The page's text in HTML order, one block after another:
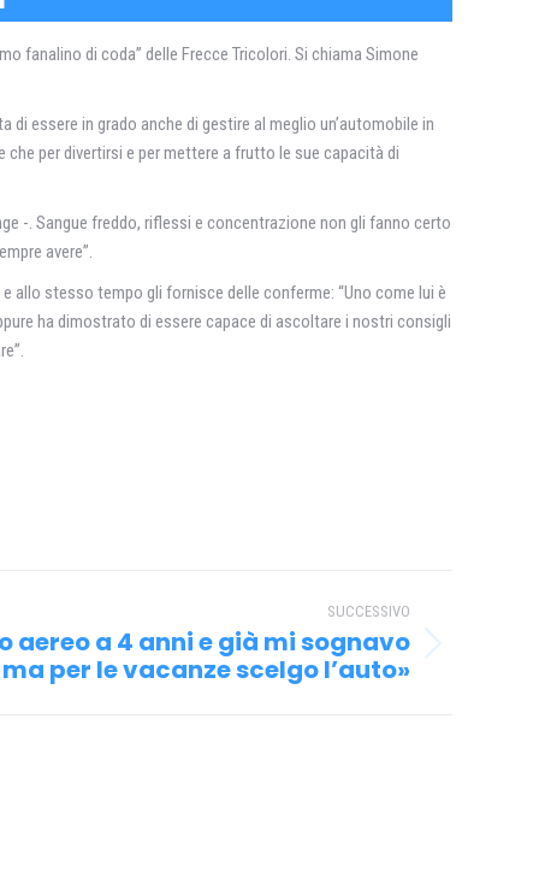
fanalino di coda” delle Frecce Tricolori. Si chiama Simone
essere in grado anche di gestire al meglio un’automobile in
per divertirsi e per mettere a frutto le sue capacità di
-. Sangue freddo, riflessi e concentrazione non gli fanno certo
avere”.
allo stesso tempo gli fornisce delle conferme: “Uno come lui è
ha dimostrato di essere capace di ascoltare i nostri consigli
SUCCESSIVO
aereo a 4 anni e già mi sognavo
per le vacanze scelgo l’auto»